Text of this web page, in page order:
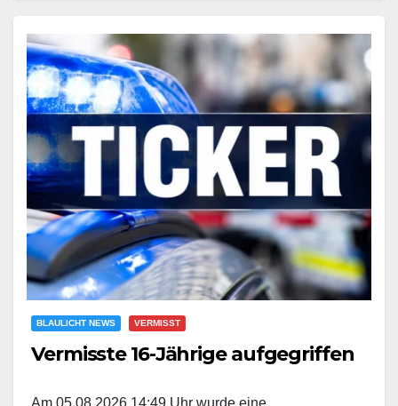
BLAULICHT NEWS VERMISST
Vermisste 16-Jährige aufgegriffen
Am 05.08.2026 14:49 Uhr wurde eine